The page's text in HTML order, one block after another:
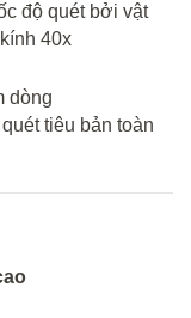
độ quét bởi vật
40x
dòng
tiêu bản toàn